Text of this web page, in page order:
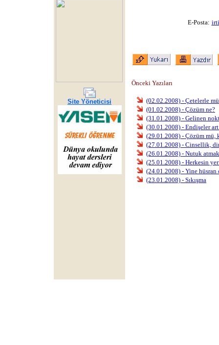
Site Yöneticisi
E-Posta:
Önceki Yazıları
(02.02.2008) - Çetelerle
(01.02.2008) - Çözüm ne?
(31.01.2008) - Gelinen
(30.01.2008) - Endişeler
(29.01.2008) - Çözüm mü,
(27.01.2008) - Cinsellik,
(26.01.2008) - Nutuk
(25.01.2008) - Herkesin
(24.01.2008) - Yine hüsran
(23.01.2008) - Sıkışma